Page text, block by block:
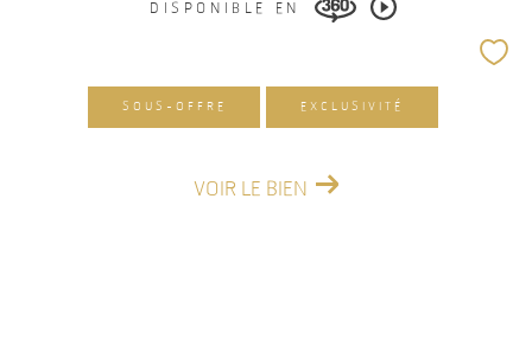
DISPONIBLE EN
SOUS-OFFRE EXCLUSIVITÉ
VOIR LE BIEN